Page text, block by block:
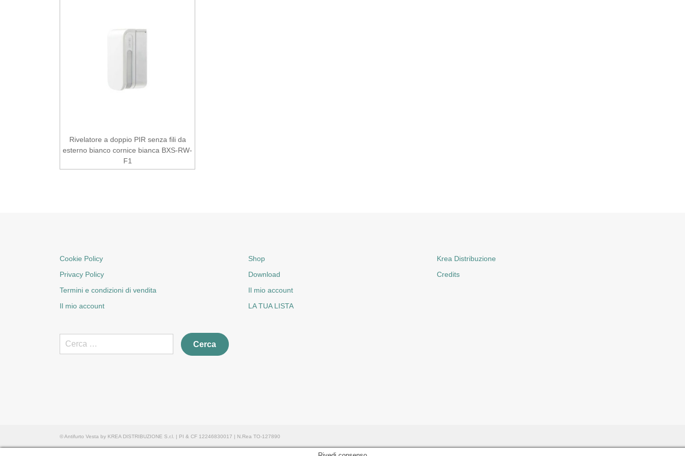
Rivelatore a doppio PIR senza fili da
esterno bianco cornice bianca BXS-RW-
F1
Cookie Policy
Privacy Policy
Termini e condizioni di vendita
Il mio account
Shop
Download
Il mio account
LA TUA LISTA
Krea Distribuzione
Credits
per:
© Antifurto Vesta by KREA DISTRIBUZIONE S.r.l. | PI & CF 12246830017 | N.Rea TO-127890